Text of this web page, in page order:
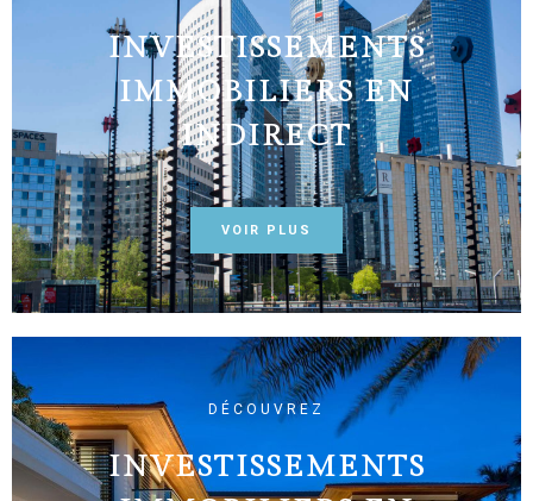
INVESTISSEMENTS
IMMOBILIERS EN
INDIRECT
VOIR PLUS
DÉCOUVREZ
INVESTISSEMENTS